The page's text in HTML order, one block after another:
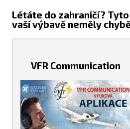
Létáte do zahraničí?
vaší výbavě neměly
VFR Communication